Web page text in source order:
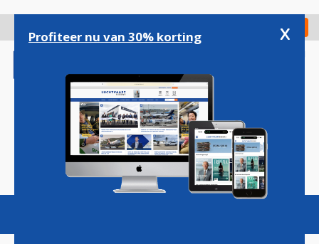
gaan
Check in
Magazine Podcasts Vacatures
Profiteer nu van 30% korting x